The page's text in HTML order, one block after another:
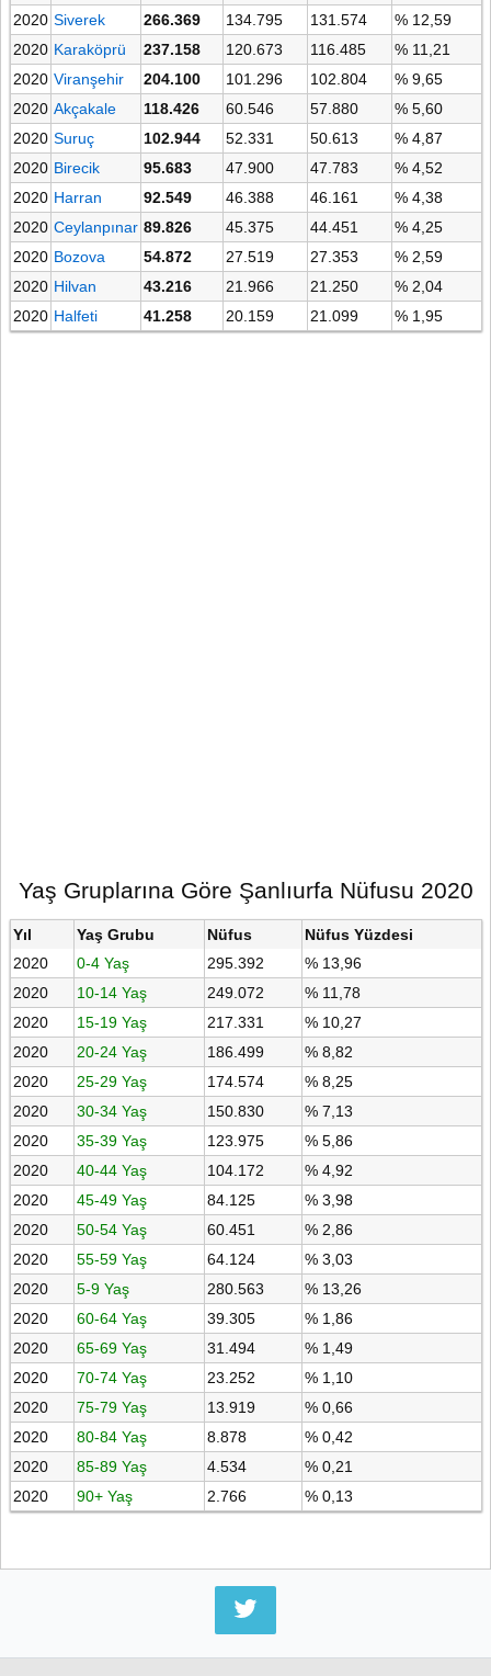
2020 Siverek 266.369 134.795 131.574
% 12,59
2020 Karaköprü 237.158 120.673 116.485
% 11,21
2020 Viranşehir 204.100 101.296 102.804
% 9,65
2020 Akçakale 118.426 60.546 57.880
% 5,60
2020 Suruç 102.944 52.331 50.613
% 4,87
2020 Birecik 95.683 47.900 47.783
% 4,52
2020 Harran 92.549 46.388 46.161
% 4,38
2020 Ceylanpınar 89.826 45.375 44.451
% 4,25
2020 Bozova 54.872 27.519 27.353
% 2,59
2020 Hilvan 43.216 21.966 21.250
% 2,04
2020 Halfeti 41.258 20.159 21.099 % 1,95
Yaş Gruplarına Göre Şanlıurfa Nüfusu 2020
Yıl Yaş Grubu Nüfus
Nüfus Yüzdesi
2020
0-4 Yaş 295.392
% 13,96
2020
10-14 Yaş 249.072
% 11,78
2020
15-19 Yaş 217.331
% 10,27
2020
20-24 Yaş 186.499
% 8,82
2020
25-29 Yaş 174.574
% 8,25
2020
30-34 Yaş 150.830
% 7,13
2020
35-39 Yaş 123.975
% 5,86
2020
40-44 Yaş 104.172
% 4,92
2020
45-49 Yaş 84.125
% 3,98
2020
50-54 Yaş 60.451
% 2,86
2020
55-59 Yaş 64.124
% 3,03
2020
5-9 Yaş 280.563
% 13,26
2020
60-64 Yaş 39.305
% 1,86
2020
65-69 Yaş 31.494
% 1,49
2020
70-74 Yaş 23.252
% 1,10
2020
75-79 Yaş 13.919
% 0,66
2020
80-84 Yaş 8.878
% 0,42
2020
85-89 Yaş 4.534
% 0,21
2020
90+ Yaş 2.766 % 0,13